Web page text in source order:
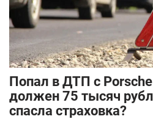
​Попал в ДТП с
должен 75 тысяч
спасла страховка?